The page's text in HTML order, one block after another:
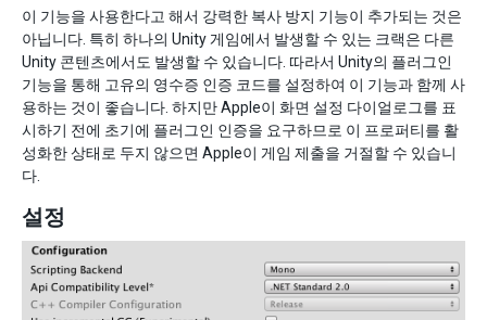
이 기능을 사용한다고 해서 강력한 복사 방지 기능이 추가되는 것은
아닙니다. 특히 하나의 Unity 게임에서 발생할 수 있는 크랙은 다른
Unity 콘텐츠에서도 발생할 수 있습니다. 따라서 Unity의 플러그인
기능을 통해 고유의 영수증 인증 코드를 설정하여 이 기능과 함께 사
용하는 것이 좋습니다. 하지만 Apple이 화면 설정 다이얼로그를 표
시하기 전에 초기에 플러그인 인증을 요구하므로 이 프로퍼티를 활
성화한 상태로 두지 않으면 Apple이 게임 제출을 거절할 수 있습니
다.
설정